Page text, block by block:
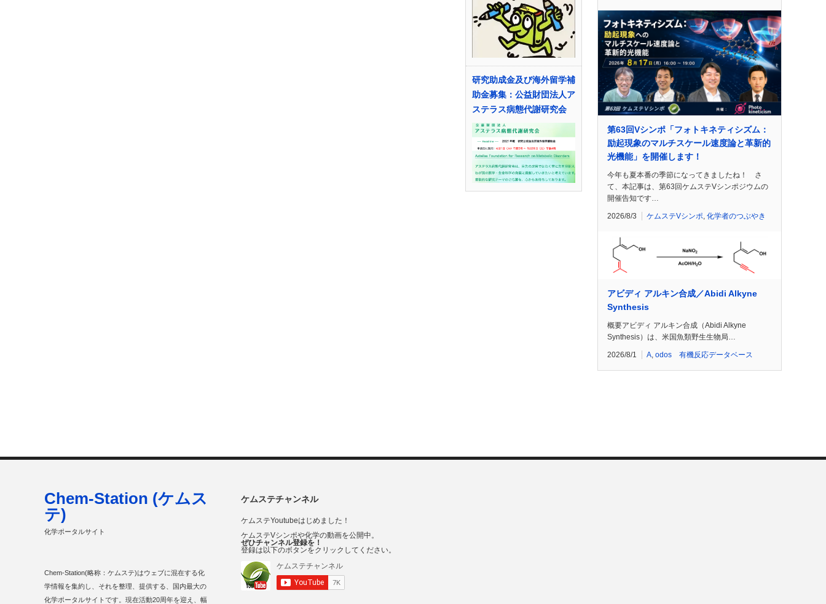
研究助成金及び海外留学補
助金募集：公益財団法人ア
ステラス病態代謝研究会
第63回Vシンポ「フォトキネティシズム：
励起現象のマルチスケール速度論と革新的
光機能」を開催します！
今年も夏本番の季節になってきましたね！ さ
て、本記事は、第63回ケムステVシンポジウムの
開催告知です…
2026/8/3 ケムステVシンポ, 化学者のつぶやき
アビディ アルキン合成／Abidi Alkyne
Synthesis
概要アビディ アルキン合成（Abidi Alkyne
Synthesis）は、米国魚類野生生物局…
2026/8/1 A, odos 有機反応データベース
ケムステチャンネル
ケムステYoutubeはじめました！
ケムステVシンポや化学の動画を公開中。
ぜひチャンネル登録を！
登録は以下のボタンをクリックしてください。
Chem-Station (ケムス
テ)
化学ポータルサイト
Chem-Station(略称：ケムステ)はウェブに混在する化
学情報を集約し、それを整理、提供する、国内最大の
化学ポータルサイトです。現在活動20周年を迎え、幅